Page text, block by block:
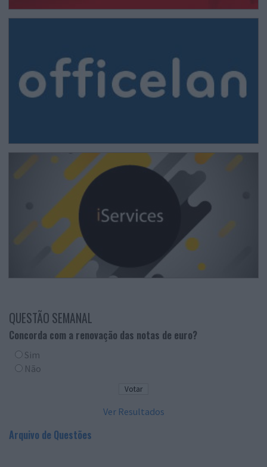
QUESTÃO SEMANAL
Concorda com a renovação das notas de euro?
Sim
Não
Ver Resultados
Arquivo de Questões